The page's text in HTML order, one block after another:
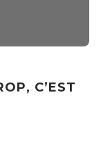
C’EST